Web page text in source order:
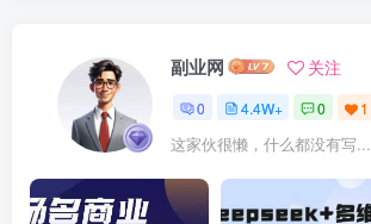
副业网 关注
0 4.4W+ 0 1
这家伙很懒，什么都没有写...